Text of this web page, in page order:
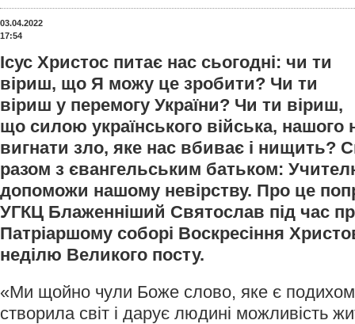
03.04.2022
17:54
Ісус Христос питає нас сьогодні: чи ти
віриш, що Я можу це зробити? Чи ти
віриш у перемогу України? Чи ти віриш,
що силою українського війська,
вигнати зло, яке нас вбиває і нищить?
разом з євангельським батьком:
допоможи нашому невірству. Про це
УГКЦ Блаженніший Святослав під час
Патріаршому соборі Воскресіння
неділю Великого посту.
«Ми щойно чули Боже слово, яке є
створила світ і дарує людині можливість